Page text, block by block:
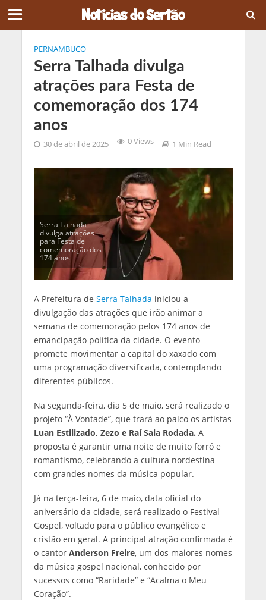
PERNAMBUCO
Serra Talhada divulga
atrações para Festa de
comemoração dos 174
anos
30 de abril de 2025 0 Views 1 Min Read
Serra Talhada
divulga atrações
para Festa de
comemoração dos
174 anos
A Prefeitura de Serra Talhada iniciou a
divulgação das atrações que irão animar a
semana de comemoração pelos 174 anos de
emancipação política da cidade. O evento
promete movimentar a capital do xaxado com
uma programação diversificada, contemplando
diferentes públicos.
Na segunda-feira, dia 5 de maio, será realizado o
projeto “À Vontade”, que trará ao palco os artistas
Luan Estilizado, Zezo e Raí Saia Rodada. A
proposta é garantir uma noite de muito forró e
romantismo, celebrando a cultura nordestina
com grandes nomes da música popular.
Já na terça-feira, 6 de maio, data oficial do
aniversário da cidade, será realizado o Festival
Gospel, voltado para o público evangélico e
cristão em geral. A principal atração confirmada é
o cantor Anderson Freire, um dos maiores nomes
da música gospel nacional, conhecido por
sucessos como “Raridade” e “Acalma o Meu
Coração”.